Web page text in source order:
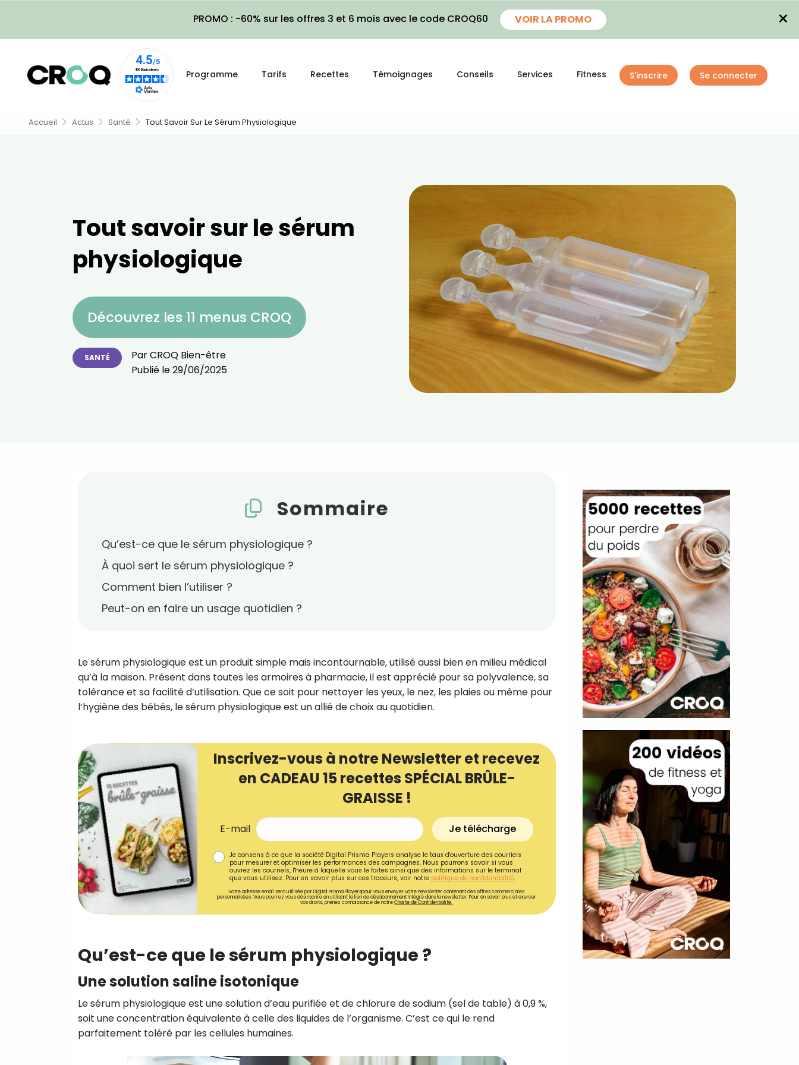
PROMO : -60% sur les offres 3 et 6 mois avec le code CROQ60 VOIR LA PROMO ×
Programme Tarifs Recettes Témoignages Conseils Services Fitness S'inscrire Se connecter
Accueil Actus Santé Tout Savoir Sur Le Sérum Physiologique
Tout savoir sur le sérum
physiologique
Découvrez les 11 menus CROQ
SANTÉ ParCROQ Bien-être
Publié le29/06/2025
Sommaire
Qu’est-ce que le sérum physiologique ?
À quoi sert le sérum physiologique ?
Comment bien l’utiliser ?
Peut-on en faire un usage quotidien ?
Le sérum physiologique est un produit simple mais incontournable, utilisé aussi bien en milieu médical
qu’à la maison. Présent dans toutes les armoires à pharmacie, il est apprécié pour sa polyvalence, sa
tolérance et sa facilité d’utilisation. Que ce soit pour nettoyer les yeux, le nez, les plaies ou même pour
l’hygiène des bébés, le sérum physiologique est un allié de choix au quotidien.
Inscrivez-vous à notre Newsletter et recevez
en CADEAU 15 recettes SPÉCIAL BRÛLE-
GRAISSE !
E-mail Je télécharge
Je consens à ce que la société Digital Prisma Players analyse le taux d'ouverture des courriels
pour mesurer et optimiser les performances des campagnes. Nous pourrons savoir si vous
ouvrez les courriels, l'heure à laquelle vous le faites ainsi que des informations sur le terminal
que vous utilisez. Pour en savoir plus sur ces traceurs, voir notre politique de confidentialité.
Votre adresse email sera utilisée par Digital Prisma Playerspour vous envoyer votre newsletter contenant des offres commerciales
personnalisées. Vous pourrez vous désinscrire en utilisant le lien de désabonnement intégré dans la newsletter. Pour en savoir plus et exercer
vos droits, prenez connaissance de notreCharte de Confidentialité.
Qu’est-ce que le sérum physiologique ?
Une solution saline isotonique
Le sérum physiologique est une solution d’eau purifiée et de chlorure de sodium (sel de table) à 0,9 %,
soit une concentration équivalente à celle des liquides de l’organisme. C’est ce qui le rend
parfaitement toléré par les cellules humaines.
Recevez gratuitement 180
recettes inédites de CROQ
Ainsi que la newsletter promotionnelle de